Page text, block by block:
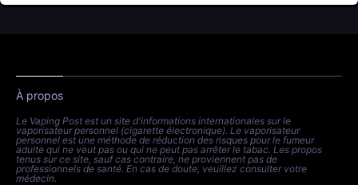
À propos
Le Vaping Post est un site d'informations internationales sur le
vaporisateur personnel (cigarette électronique). Le vaporisateur
personnel est une méthode de réduction des risques pour le fumeur
adulte qui ne veut pas ou qui ne peut pas arrêter le tabac. Les propos
tenus sur ce site, sauf cas contraire, ne proviennent pas de
professionnels de santé. En cas de doute, veuillez consulter votre
médecin.